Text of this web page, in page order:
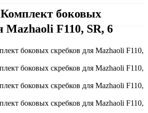
Комплект боковых
Mazhaoli F110, SR, 6